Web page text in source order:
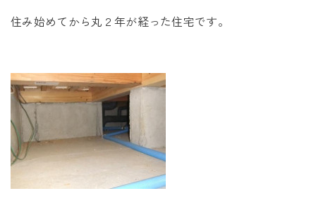
会社情報
Tel. 0257-27-2157
住み始めてから丸２年が経った住宅です。